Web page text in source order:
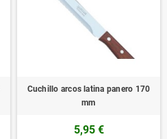
Cuchillo arcos latina panero 170
mm
5,95 €